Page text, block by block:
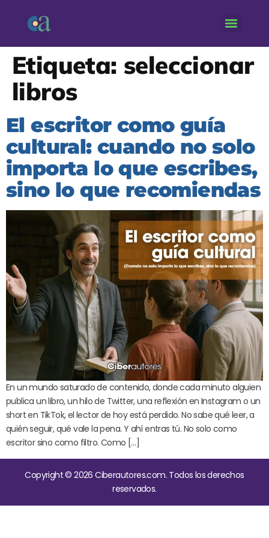
Etiqueta: seleccionar
libros
El escritor como guía
cultural: cuando no solo
importa lo que escribes,
sino lo que recomiendas
En un mundo saturado de contenido, donde cada minuto alguien
publica un libro, un hilo de Twitter, una reflexión en Instagram o un
short en TikTok, el lector de hoy está perdido. No sabe qué leer, a
quién seguir, qué vale la pena. Y ahí entras tú. No solo como
escritor sino como filtro. Como […]
Copyright © 2026 Ciberautores.com. Todos los derechos
reservados.